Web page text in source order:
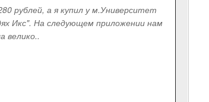
рублей, а я купил у м.Университет
Икс". На следующем приложении нам
велико..